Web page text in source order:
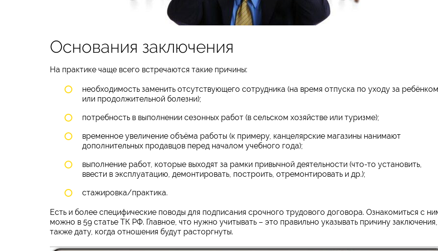
Основания заключения
На практике чаще всего встречаются такие причины:
необходимость заменить отсутствующего сотрудника (на время отпуска по уходу за ребёнком
или продолжительной болезни);
потребность в выполнении сезонных работ (в сельском хозяйстве или туризме);
временное увеличение объёма работы (к примеру, канцелярские магазины нанимают
дополнительных продавцов перед началом учебного года);
выполнение работ, которые выходят за рамки привычной деятельности (что-то установить,
ввести в эксплуатацию, демонтировать, построить, отремонтировать и др.);
стажировка/практика.
Есть и более специфические поводы для подписания срочного трудового договора. Ознакомиться с
можно в 59 статье ТК РФ. Главное, что нужно учитывать – это правильно указывать причину
также дату, когда отношения будут расторгнуты.